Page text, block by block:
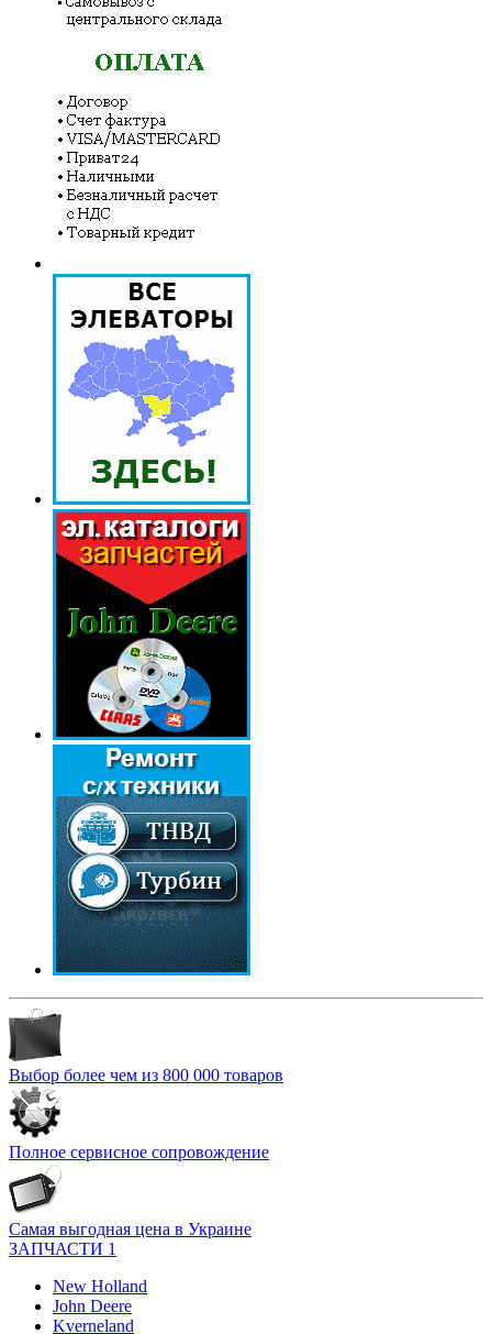
Выбор более чем из 800 000 товаров
Полное сервисное сопровождение
Самая выгодная цена в Украине
ЗАПЧАСТИ 1
New Holland
John Deere
Kverneland